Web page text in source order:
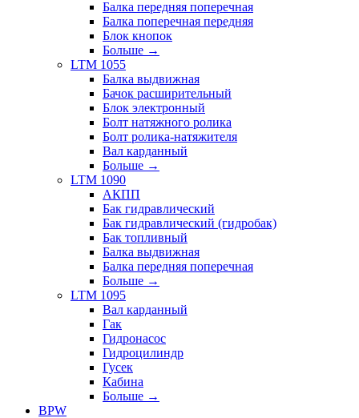
Балка передняя поперечная
Балка поперечная передняя
Блок кнопок
Больше →
LTM 1055
Балка выдвижная
Бачок расширительный
Блок электронный
Болт натяжного ролика
Болт ролика-натяжителя
Вал карданный
Больше →
LTM 1090
АКПП
Бак гидравлический
Бак гидравлический (гидробак)
Бак топливный
Балка выдвижная
Балка передняя поперечная
Больше →
LTM 1095
Вал карданный
Гак
Гидронасос
Гидроцилиндр
Гусек
Кабина
Больше →
BPW